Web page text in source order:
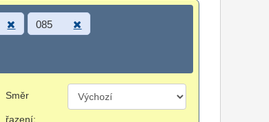
085
Směr
řazení: